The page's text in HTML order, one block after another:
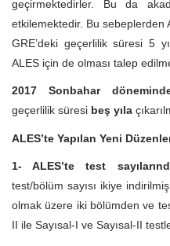
geçirmektedirler. Bu da
etkilemektedir. Bu sebeplerden
GRE’deki geçerlilik süresi 5
ALES için de olması talep
2017 Sonbahar
geçerlilik süresi beş yıla
ALES’te Yapılan Yeni
1- ALES’te test
test/bölüm sayısı ikiye
olmak üzere iki bölümden ve
II ile Sayısal-I ve Sayısal-II